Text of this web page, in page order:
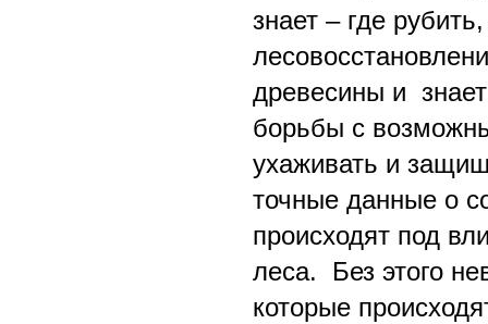
знает – где
древесины и
борьбы с
ухаживать и
точные данные о
происходят под
леса. Без этого
которые